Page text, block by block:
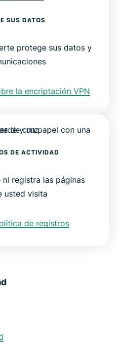
SUS DATOS
protege sus datos y
la encriptación VPN
DE ACTIVIDAD
ni registra las páginas
usted visita
de registros